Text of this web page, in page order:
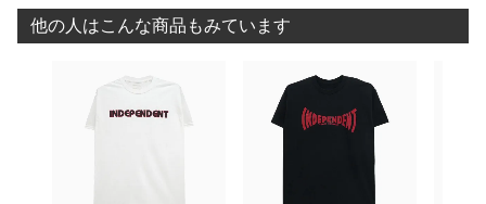
他の人はこんな商品もみています